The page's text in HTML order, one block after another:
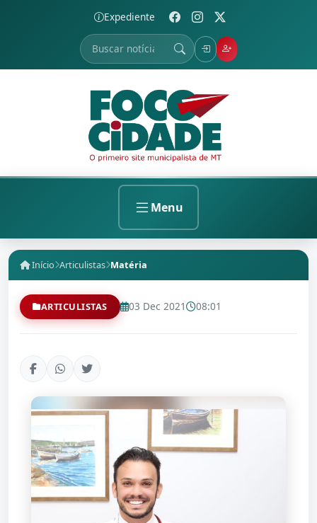
Expediente
Menu
Início Articulistas Matéria
ARTICULISTAS 03 Dec 2021 08:01